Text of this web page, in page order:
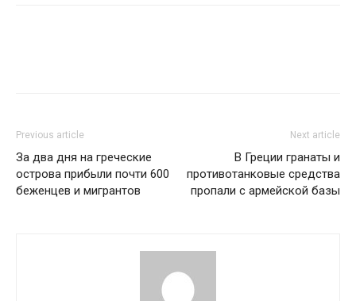
Previous article
За два дня на греческие
острова прибыли почти 600
беженцев и мигрантов
Next article
В Греции гранаты и
противотанковые средства
пропали с армейской базы